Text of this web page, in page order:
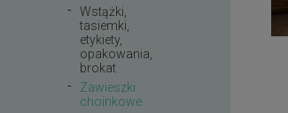
Wstążki,
tasiemki,
etykiety,
opakowania,
brokat
Zawieszki
choinkowe